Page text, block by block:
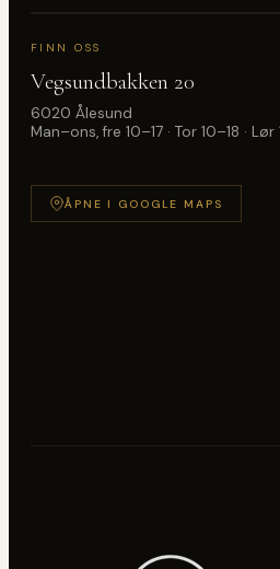
FINN OSS
Vegsundbakken 20
6020 Ålesund
Man–ons, fre 10–17 · Tor 10–18 · Lør
ÅPNE I GOOGLE MAPS